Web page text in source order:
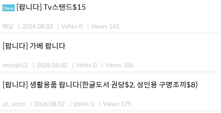
New [팝니다] Tv스탠드$15
테남 | 2026.08.03 | Votes 0 | Views 141
[팝니다] 가베 팝니다
misojo12 | 2026.08.02 | Votes 0 | Views 186
[팝니다] 생활용품 팝니다(한글도서 권당$2, 성인용 구명조끼$8)
ut_econ | 2026.08.02 | Votes 0 | Views 179